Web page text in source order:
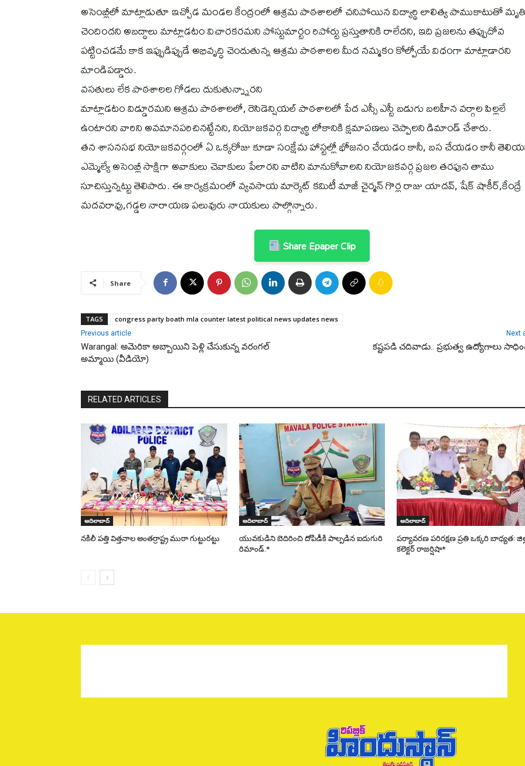
అసెంబ్లీలో మాట్లాడుతూ ఇచ్చోడ మండల కేంద్రంలో ఆశ్రమ పాఠశాలలో చనిపోయిన విద్యార్థి లాలిత్య పాముకాటుతో
చెందిందని అబద్ధాలు మాట్లాడటం విచారకరమని పోస్టుమార్టం రిపోర్టు ప్రస్తుతానికి రాలేదని, ఇది ప్రజలను తప్పుదోవ
పట్టించడమే కాక ఇప్పుడిప్పుడే అభివృద్ధి చెందుతున్న ఆశ్రమ పాఠశాలల మీద నమ్మకం కోల్పోయే విధంగా మాట్లాడారని
మాండిపడ్డారు.
వసతులు లేక పాఠశాలల గోడలు దుకుతున్న్నారని
మాట్లాడటం విడ్డూరమని ఆశ్రమ పాఠశాలలో, రెసిడెన్షియల్ పాఠశాలలో పేద ఎస్సీ ఎస్టీ బడుగు బలహీన వర్గాల పిల్లలే
ఉంటారని వారిని అవమానపరిచినట్టేనని, నియోజకవర్గ విద్యార్థి లోకానికి క్షమాపణలు చెప్పాలని డిమాండ్ చేశారు.
తన శాసనసభ నియోజకవర్గంలో ఏ ఒక్కరోజు కూడా సంక్షేమ హాస్టల్లో భోజనం చేయడం కానీ, బస చేయడం కానీ
ఎమ్మెల్యే అసెంబ్లీ సాక్షిగా అవాకులు చెవాకులు పేలారని వాటిని మానుకోవాలని నియోజకవర్గ ప్రజల తరఫున తాము
సూచిస్తున్నట్టు తెలిపారు. ఈ కార్యక్రమంలో వ్యవసాయ మార్కెట్ కమిటీ మాజీ చైర్మన్ గొర్ల రాజు యాదవ్, షేక్ షాకీర్,కేంద్రే
మదవరావు,గడ్డల నారాయణ పలువురు నాయకులు పాల్గొన్నారు.
Share Epaper Clip
Share
TAGS congress party boath mla counter latest political news updates news
Previous article
Warangal: అమెరికా అబ్బాయిని పెళ్లి చేసుకున్న వరంగల్
అమ్మాయి (వీడియో)
Next
కష్టపడి చదివాడు.. ప్రభుత్వ ఉద్యోగాలు
RELATED ARTICLES
ఆదిలాబాద్
నకిలీ పత్తి విత్తనాల అంతర్రాష్ట్ర ముఠా గుట్టురట్టు
ఆదిలాబాద్
యువకుడిని బెదిరించి దోపిడీకి పాల్పడిన ఐదుగురి
రిమాండ్.*
ఆదిలాబాద్
పర్యావరణ పరిరక్షణ ప్రతి ఒక్కరి బాధ్యత:
కలెక్టర్ రాజర్షిషా*